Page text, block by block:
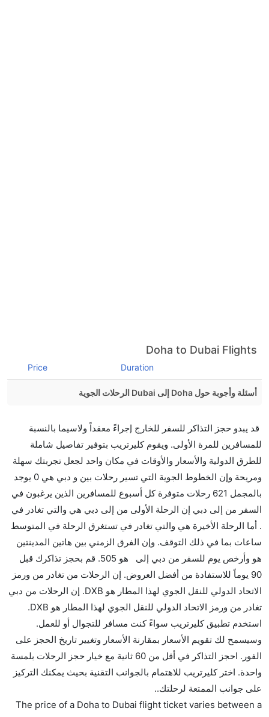
Doha to Dubai Flights
Duration
Price
أسئلة وأجوبة حول Doha إلى Dubai الرحلات الجوية
مباشرة من إلىدبي مما تستغرقه الخطوط الجوية الأخرى؟
نعم. توفر كل من Etihad Airways أسرع رحلات الطيران
على هذا الطريق،
هل توفر شركات الطيران مساحة إضافية للنوم؟
كثير من خطوط طيران درجة رجال الأعمال توفر مساحة
إضافية للنوم.
هل يمكنني حمل طعامي الخاص؟
نعم، يمكنك حمل طعامك الخاص، و لكن يجب أن يكون معبئا
بشكل جيد.
هل سيقدم لي الكحول على متن رحلة من إلى دبي؟
لا تقدم شركة الطيران الكحول على متن رحلة داخلية. يتم
تقديم الكحول على متن الرحلات الدولية فقط.
ما متوسط أسعار رحلة الدرجة الاقتصادية من إلى دبي؟
تتراوح أسعار رحلة الدرجة الاقتصادية من AED 505 إلى
AED 12145. يوفرون تذاكر في هذا النطاق من الأسعار.
هل اختيار إنجاز إجراءات السفر عبر الإنترنت متاح في رحلة
قد يبدو حجز التذاكر للسفر للخارج إجراءً معقداً ولاسيما بالنسبة
للمسافرين للمرة الأولى. ويقوم كليرتريب بتوفير تفاصيل شاملة
للطرق الدولية والأسعار والأوقات في مكان واحد لجعل تجربتك سهلة
ومريحة وإن الخطوط الجوية التي تسير رحلات بين و دبي هي 0 يوجد
بالمجمل 621 رحلات متوفرة كل أسبوع للمسافرين الذين يرغبون في
السفر من إلى دبي إن الرحلة الأولى من إلى دبي هي والتي تغادر في
. أما الرحلة الأخيرة هي والتي تغادر في تستغرق الرحلة في المتوسط
ساعات بما في ذلك التوقف. وإن الفرق الزمني بين هاتين المدينتين
هو وأرخص يوم للسفر من دبي إلى هو 505. قم بحجز تذاكرك قبل
90 يوماً للاستفادة من أفضل العروض. إن الرحلات من تغادر من ورمز
الاتحاد الدولي للنقل الجوي لهذا المطار هو DXB. إن الرحلات من دبي
تغادر من ورمز الاتحاد الدولي للنقل الجوي لهذا المطار هو DXB.
استخدم تطبيق كليرتريب سواءً كنت مسافر للتجوال أو للعمل.
وسيسمح لك تقويم الأسعار بمقارنة الأسعار وتغيير تاريخ الحجز على
الفور. احجز التذاكر في أقل من 60 ثانية مع خيار حجز الرحلات بلمسة
واحدة. اختر كليرتريب للاهتمام بالجوانب التقنية بحيث يمكنك التركيز
على جوانب الممتعة لرحلتك..
The price of a Doha to Dubai flight ticket varies between a